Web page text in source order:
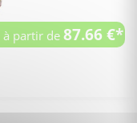
à partir de87.66 €*